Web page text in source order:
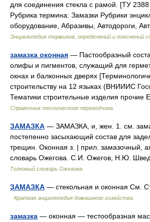
для соединения стекла с рамой. [ТУ
Рубрика термина: Замазки Рубрики
оборудование, Абразивы, Автодороги,
Энциклопедия терминов, определений и пояснений
замазка оконная — Пастообразный
олифы и пигментов, служащий для
окнах и балконных дверях
строительству на 12 языках (ВНИИИС
Тематики строительные изделия
Справочник технического переводчика
ЗАМАЗКА — ЗАМАЗКА, и, жен. 1. см.
постепенно засыхающий состав для
трещин. Оконная з. | прил. замазочный,
словарь Ожегова. С.И. Ожегов, Н.Ю.
Толковый словарь Ожегова
ЗАМАЗКА — стекольная и оконная См.
Краткая энциклопедия домашнего хозяйства
замазка — оконная — тестообразная